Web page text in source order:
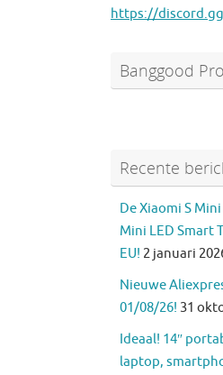
https://
Banggood
Recente
De Xiaomi S
Mini LED Smart
EU! 2 januari
Nieuwe
01/08/26! 31
Ideaal! 14″
laptop,